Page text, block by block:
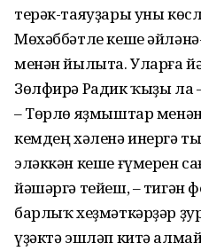
терәк-таяуҙары уны
Мөхәббәтле кеше
менән йылыта. Уларға
Зөлфирә Радик ҡыҙы ла
– Төрлө яҙмыштар
кемдең хәленә инергә
эләккән кеше ғүмерен
йәшәргә тейеш, – тигән
барлыҡ хеҙмәткәрҙәр
үҙәктә эшләп китә